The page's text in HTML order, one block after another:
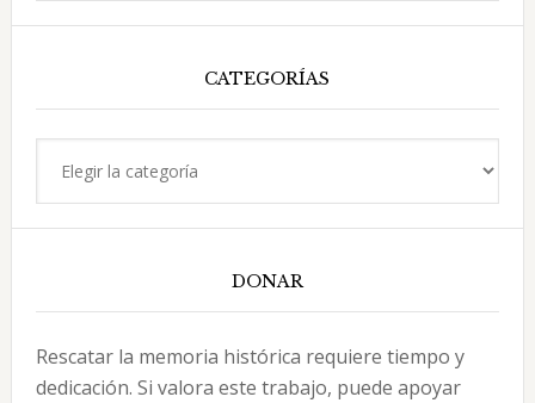
CATEGORÍAS
DONAR
Rescatar la memoria histórica requiere tiempo y
dedicación. Si valora este trabajo, puede apoyar